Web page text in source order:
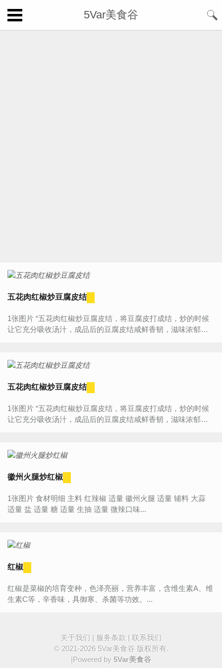
5Var美食谷
五花肉红椒炒豆腐皮结
1张图片 “五花肉红椒炒豆腐皮结，将豆腐皮打成结，炒的时候
让它充分吸收汤汁，成品后的豆腐皮结咸鲜香韧，滋味浓郁。”
五花肉红椒炒豆腐皮结
1张图片 “五花肉红椒炒豆腐皮结，将豆腐皮打成结，炒的时候
让它充分吸收汤汁，成品后的豆腐皮结咸鲜香韧，滋味浓郁。”
徽州火腿炒红椒
1张图片 食材明细 主料 红辣椒 适量 徽州火腿 适量 辅料 大蒜
适量 盐 适量 糖 适量 生抽 适量 微辣口味...
红椒
红椒是菜椒的培育变种，色泽亮丽，营养丰富，含维生素A、维
生素C等，辛香味，具御寒、杀菌等功效。...
关于我们 | 服务条款 | 联系我们
© 2021-2026 5Var美食谷 版权所有.
|Powered by 5Var美食谷